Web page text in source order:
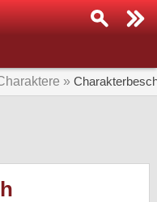
»